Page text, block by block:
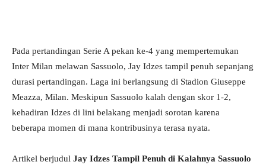
Pada pertandingan Serie A pekan ke-4 yang mempertemukan
Inter Milan melawan Sassuolo, Jay Idzes tampil penuh sepanjang
durasi pertandingan. Laga ini berlangsung di Stadion Giuseppe
Meazza, Milan. Meskipun Sassuolo kalah dengan skor 1-2,
kehadiran Idzes di lini belakang menjadi sorotan karena
beberapa momen di mana kontribusinya terasa nyata.
Artikel berjudul Jay Idzes Tampil Penuh di Kalahnya Sassuolo